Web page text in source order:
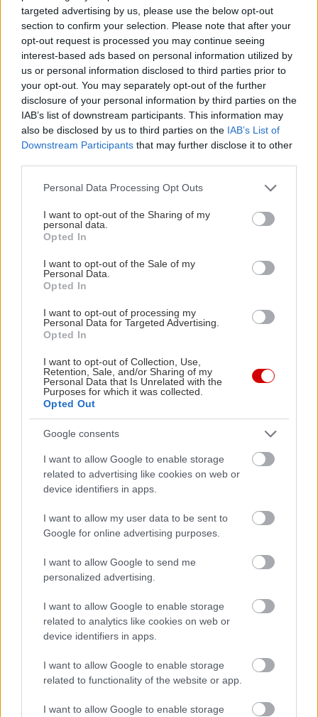
targeted advertising by us, please use the below opt-out
section to confirm your selection. Please note that after your
opt-out request is processed you may continue seeing
interest-based ads based on personal information utilized by
us or personal information disclosed to third parties prior to
your opt-out. You may separately opt-out of the further
disclosure of your personal information by third parties on the
IAB’s list of downstream participants. This information may
also be disclosed by us to third parties on the IAB’s List of
Downstream Participants that may further disclose it to other
Please note that this website/app uses one or more Google
not limited to your visit or usage behaviour. You may click to
grant or deny consent to Google and its third-party tags to
use your data for below specified purposes in below Google
consent section.
Personal Data Processing Opt Outs
I want to opt-out of the Sharing of my
personal data.
Opted In
I want to opt-out of the Sale of my
Personal Data.
Opted In
I want to opt-out of processing my
Personal Data for Targeted Advertising.
Opted In
I want to opt-out of Collection, Use,
Retention, Sale, and/or Sharing of my
Personal Data that Is Unrelated with the
Purposes for which it was collected.
Opted Out
Google consents
I want to allow Google to enable storage
related to advertising like cookies on web or
device identifiers in apps.
I want to allow my user data to be sent to
Google for online advertising purposes.
I want to allow Google to send me
personalized advertising.
I want to allow Google to enable storage
related to analytics like cookies on web or
device identifiers in apps.
I want to allow Google to enable storage
related to functionality of the website or app.
I want to allow Google to enable storage
Διαβάστε επίσης